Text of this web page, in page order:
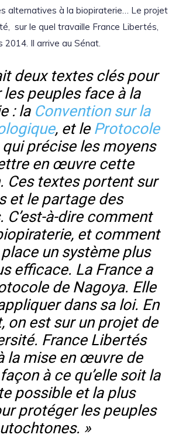
alternatives à la biopiraterie… Le projet
sur le quel travaille France Libertés,
2014. Il arrive au Sénat.
deux textes clés pour
peuples face à la
: la Convention sur la
, et le Protocole
qui précise les moyens
en œuvre cette
Ces textes portent sur
et le partage des
C’est-à-dire comment
et comment
un système plus
efficace. La France a
de Nagoya. Elle
dans sa loi. En
on est sur un projet de
France Libertés
la mise en œuvre de
à ce qu’elle soit la
possible et la plus
protéger les peuples
»